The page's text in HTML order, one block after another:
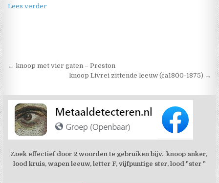
Lees verder
Berichtnavigatie
← knoop met vier gaten – Preston
knoop Livrei zittende leeuw (ca1800-1875) →
Zoek effectief door 2 woorden te gebruiken bijv. knoop anker,
lood kruis, wapen leeuw, letter F, vijfpuntige ster, lood "ster "